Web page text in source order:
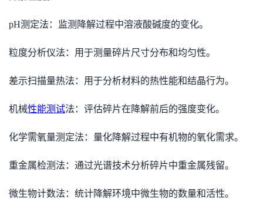
pH测定法：监测降解过程中溶液酸碱度的变化。
粒度分析仪法：用于测量碎片尺寸分布和均匀性。
差示扫描量热法：用于分析材料的热性能和结晶行为。
机械性能测试法：评估碎片在降解前后的强度变化。
化学需氧量测定法：量化降解过程中有机物的氧化需求。
重金属检测法：通过光谱技术分析碎片中重金属残留。
微生物计数法：统计降解环境中微生物的数量和活性。